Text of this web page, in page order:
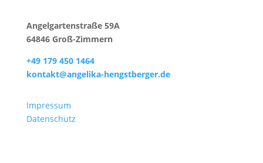
Angelgartenstraße 59A
64846 Groß-Zimmern
+49 179 450 1464
kontakt@angelika-hengstberger.de
Impressum
Datenschutz